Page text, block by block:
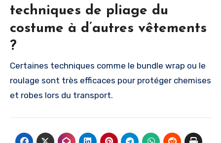
techniques de pliage du
costume à d’autres vêtements
?
Certaines techniques comme le bundle wrap ou le
roulage sont très efficaces pour protéger chemises
et robes lors du transport.